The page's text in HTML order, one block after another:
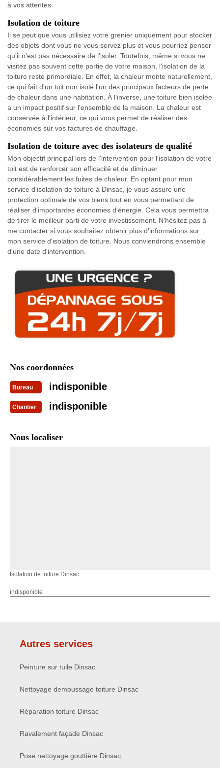
à vos attentes.
Isolation de toiture
Il se peut que vous utilisiez votre grenier uniquement pour stocker
des objets dont vous ne vous servez plus et vous pourriez penser
qu'il n'est pas nécessaire de l'isoler. Toutefois, même si vous ne
visitez pas souvent cette partie de votre maison, l'isolation de la
toiture reste primordiale. En effet, la chaleur monte naturellement,
ce qui fait d'un toit non isolé l'un des principaux facteurs de perte
de chaleur dans une habitation. À l'inverse, une toiture bien isolée
a un impact positif sur l'ensemble de la maison. La chaleur est
conservée à l'intérieur, ce qui vous permet de réaliser des
économies sur vos factures de chauffage.
Isolation de toiture avec des isolateurs de qualité
Mon objectif principal lors de l'intervention pour l'isolation de votre
toit est de renforcer son efficacité et de diminuer
considérablement les fuites de chaleur. En optant pour mon
service d'isolation de toiture à Dinsac, je vous assure une
protection optimale de vos biens tout en vous permettant de
réaliser d'importantes économies d'énergie. Cela vous permettra
de tirer le meilleur parti de votre investissement. N'hésitez pas à
me contacter si vous souhaitez obtenir plus d'informations sur
mon service d'isolation de toiture. Nous conviendrons ensemble
d'une date d'intervention.
Nos coordonnées
Bureau indisponible
Chantier indisponible
Nous localiser
Isolation de toiture Dinsac
indisponible
Autres services
Peinture sur tuile Dinsac
Nettoyage demoussage toiture Dinsac
Réparation toiture Dinsac
Ravalement façade Dinsac
Pose nettoyage gouttière Dinsac